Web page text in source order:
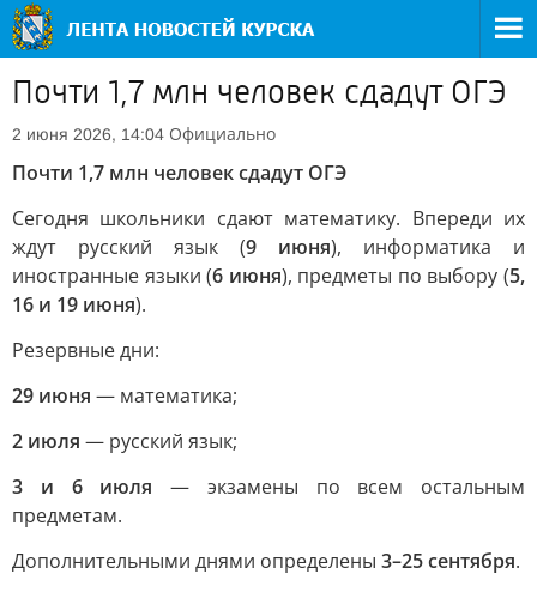
Почти 1,7 млн человек сдадут ОГЭ
2 июня 2026, 14:04 Официально
Почти 1,7 млн человек сдадут ОГЭ
Сегодня школьники сдают математику. Впереди их
ждут русский язык (9 июня), информатика и
иностранные языки (6 июня), предметы по выбору (5,
16 и 19 июня).
Резервные дни:
29 июня — математика;
2 июля — русский язык;
3 и 6 июля — экзамены по всем остальным
предметам.
Дополнительными днями определены 3–25 сентября.